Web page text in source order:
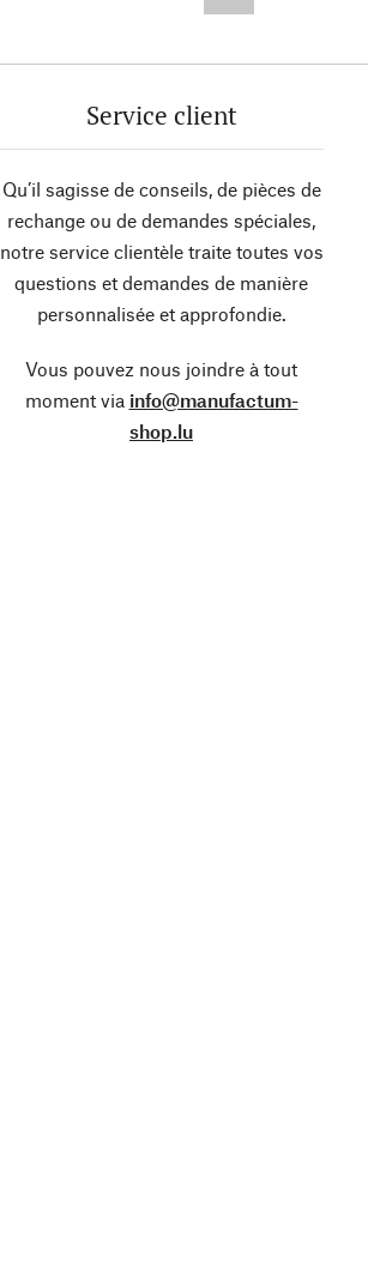
Service client
Qu’il sagisse de conseils, de pièces de
rechange ou de demandes spéciales,
notre service clientèle traite toutes vos
questions et demandes de manière
personnalisée et approfondie.
Vous pouvez nous joindre à tout
moment via info@manufactum-
shop.lu